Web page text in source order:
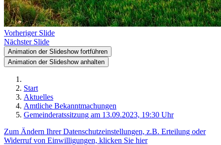
Vorheriger Slide
Nächster Slide
Animation der Slideshow fortführen
Animation der Slideshow anhalten
Start
Aktuelles
Amtliche Bekanntmachungen
Gemeinderatssitzung am 13.09.2023, 19:30 Uhr
Zum Ändern Ihrer Datenschutzeinstellungen, z.B. Erteilung oder
Widerruf von Einwilligungen, klicken Sie hier